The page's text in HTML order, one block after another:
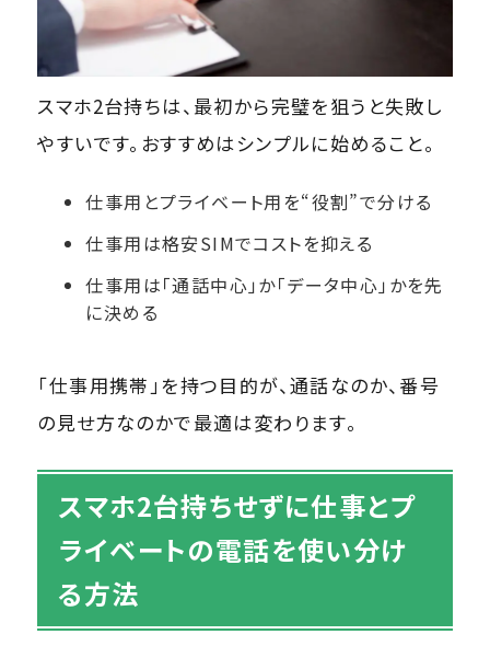
スマホ2台持ちは、最初から完璧を狙うと失敗し
やすいです。おすすめはシンプルに始めること。
仕事用とプライベート用を“役割”で分ける
仕事用は格安SIMでコストを抑える
仕事用は「通話中心」か「データ中心」かを先
に決める
「仕事用携帯」を持つ目的が、通話なのか、番号
の見せ方なのかで最適は変わります。
スマホ2台持ちせずに仕事とプ
ライベートの電話を使い分け
る方法